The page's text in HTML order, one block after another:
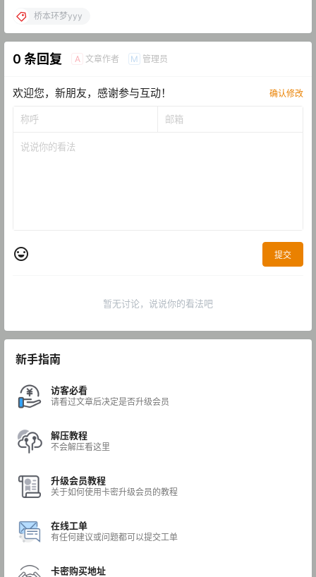
桥本环梦yyy
0 条回复 A 文章作者 M 管理员
欢迎您，新朋友，感谢参与互动！ 确认修改
提交
暂无讨论，说说你的看法吧
新手指南
访客必看
请看过文章后决定是否升级会员
解压教程
不会解压看这里
升级会员教程
关于如何使用卡密升级会员的教程
在线工单
有任何建议或问题都可以提交工单
卡密购买地址